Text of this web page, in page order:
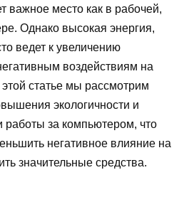
важное место как в рабочей,
Однако высокая энергия,
ведет к увеличению
воздействиям на
статье мы рассмотрим
экологичности и
работы за компьютером, что
негативное влияние на
значительные средства.